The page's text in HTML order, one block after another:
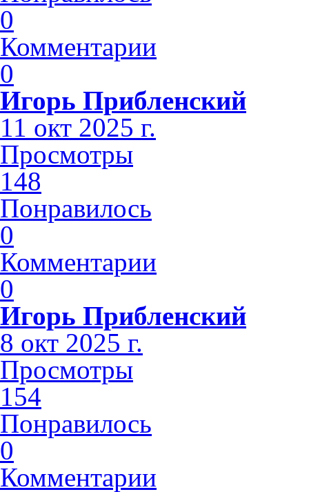
0
Комментарии
0
Игорь Прибленский
11 окт 2025 г.
Просмотры
148
Понравилось
0
Комментарии
0
Игорь Прибленский
8 окт 2025 г.
Просмотры
154
Понравилось
0
Комментарии